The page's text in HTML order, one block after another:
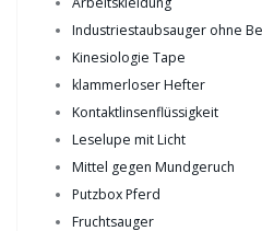
Industriestaubsauger ohne
Kinesiologie Tape
klammerloser Hefter
Kontaktlinsenflüssigkeit
Leselupe mit Licht
Mittel gegen Mundgeruch
Putzbox Pferd
Fruchtsauger